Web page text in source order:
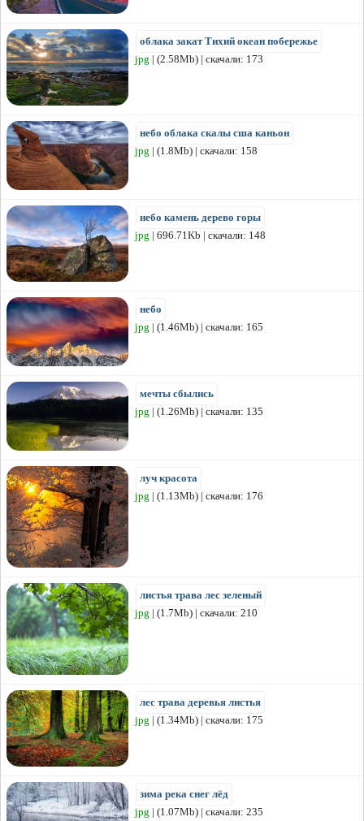
облака закат Тихий океан побережье
jpg | (2.58Mb) | скачали: 173
небо облака скалы сша каньон
jpg | (1.8Mb) | скачали: 158
небо камень дерево горы
jpg | 696.71Kb | скачали: 148
небо
jpg | (1.46Mb) | скачали: 165
мечты сбылись
jpg | (1.26Mb) | скачали: 135
луч красота
jpg | (1.13Mb) | скачали: 176
листья трава лес зеленый
jpg | (1.7Mb) | скачали: 210
лес трава деревья листья
jpg | (1.34Mb) | скачали: 175
зима река снег лёд
jpg | (1.07Mb) | скачали: 235